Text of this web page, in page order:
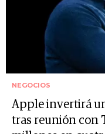
NEGOCIOS
Apple invertirá
tras reunión con